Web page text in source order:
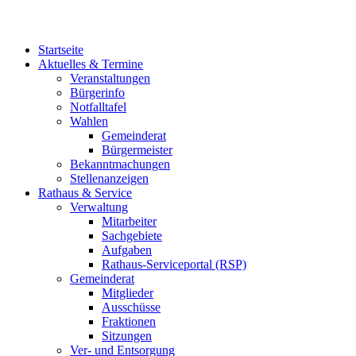
Startseite
Aktuelles & Termine
Veranstaltungen
Bürgerinfo
Notfalltafel
Wahlen
Gemeinderat
Bürgermeister
Bekanntmachungen
Stellenanzeigen
Rathaus & Service
Verwaltung
Mitarbeiter
Sachgebiete
Aufgaben
Rathaus-Serviceportal (RSP)
Gemeinderat
Mitglieder
Ausschüsse
Fraktionen
Sitzungen
Ver- und Entsorgung